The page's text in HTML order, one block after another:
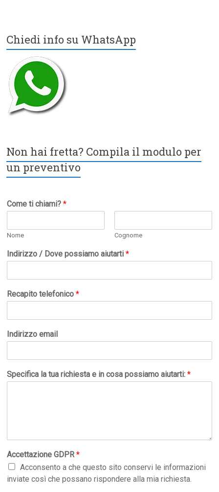
Chiedi info su WhatsApp
Non hai fretta? Compila il modulo per
un preventivo
Come ti chiami?*
Nome Cognome
Indirizzo / Dove possiamo aiutarti*
Recapito telefonico*
Indirizzo email
Specifica la tua richiesta e in cosa possiamo aiutarti:*
Accettazione GDPR*
Acconsento a che questo sito conservi le informazioni
inviate così che possano rispondere alla mia richiesta.